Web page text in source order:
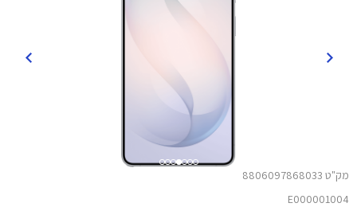
מק"ט 8806097868033
E000001004